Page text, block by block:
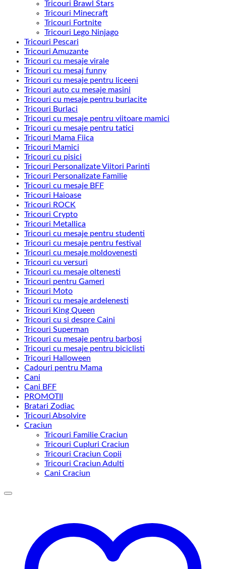
Tricouri Brawl Stars
Tricouri Minecraft
Tricouri Fortnite
Tricouri Lego Ninjago
Tricouri Pescari
Tricouri Amuzante
Tricouri cu mesaje virale
Tricouri cu mesaj funny
Tricouri cu mesaje pentru liceeni
Tricouri auto cu mesaje masini
Tricouri cu mesaje pentru burlacite
Tricouri Burlaci
Tricouri cu mesaje pentru viitoare mamici
Tricouri cu mesaje pentru tatici
Tricouri Mama Fiica
Tricouri Mamici
Tricouri cu pisici
Tricouri Personalizate Viitori Parinti
Tricouri Personalizate Familie
Tricouri cu mesaje BFF
Tricouri Haioase
Tricouri ROCK
Tricouri Crypto
Tricouri Metallica
Tricouri cu mesaje pentru studenti
Tricouri cu mesaje pentru festival
Tricouri cu mesaje moldovenesti
Tricouri cu versuri
Tricouri cu mesaje oltenesti
Tricouri pentru Gameri
Tricouri Moto
Tricouri cu mesaje ardelenesti
Tricouri King Queen
Tricouri cu si despre Caini
Tricouri Superman
Tricouri cu mesaje pentru barbosi
Tricouri cu mesaje pentru biciclisti
Tricouri Halloween
Cadouri pentru Mama
Cani
Cani BFF
PROMOTII
Bratari Zodiac
Tricouri Absolvire
Craciun
Tricouri Familie Craciun
Tricouri Cupluri Craciun
Tricouri Craciun Copii
Tricouri Craciun Adulti
Cani Craciun